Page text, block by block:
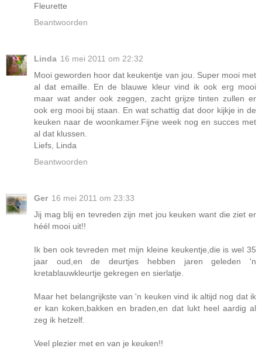
Fleurette
Beantwoorden
Linda 16 mei 2011 om 22:32
Mooi geworden hoor dat keukentje van jou. Super mooi met
al dat emaille. En de blauwe kleur vind ik ook erg mooi
maar wat ander ook zeggen, zacht grijze tinten zullen er
ook erg mooi bij staan. En wat schattig dat door kijkje in de
keuken naar de woonkamer.Fijne week nog en succes met
al dat klussen.
Liefs, Linda
Beantwoorden
Ger 16 mei 2011 om 23:33
Jij mag blij en tevreden zijn met jou keuken want die ziet er
héél mooi uit!!
Ik ben ook tevreden met mijn kleine keukentje,die is wel 35
jaar oud,en de deurtjes hebben jaren geleden 'n
kretablauwkleurtje gekregen en sierlatje.
Maar het belangrijkste van 'n keuken vind ik altijd nog dat ik
er kan koken,bakken en braden,en dat lukt heel aardig al
zeg ik hetzelf.
Veel plezier met en van je keuken!!